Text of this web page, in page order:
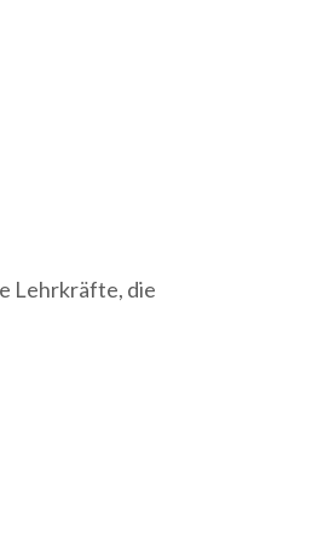
Lehrkräfte, die